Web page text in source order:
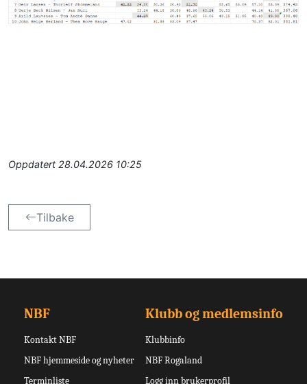
Oppdatert 28.04.2026 10:25
Tilbake
NBF
Kontakt NBF
NBF hjemmeside og nyheter
Terminliste
Klubb og medlemsinfo
Klubbinfo
NBF Rogaland
Logg inn brukerprofil